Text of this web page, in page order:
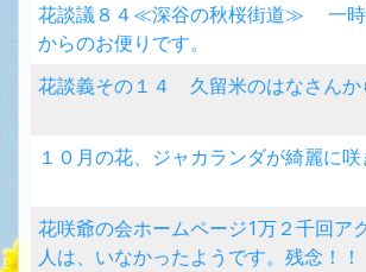
花談議８４≪深谷の秋桜街道≫ 一時
からのお便りです。
花談義その１４ 久留米のはなさんか
１０月の花、ジャカランダが綺麗に咲
花咲爺の会ホームページ1万２千回ア
人は、いなかったようです。残念！！